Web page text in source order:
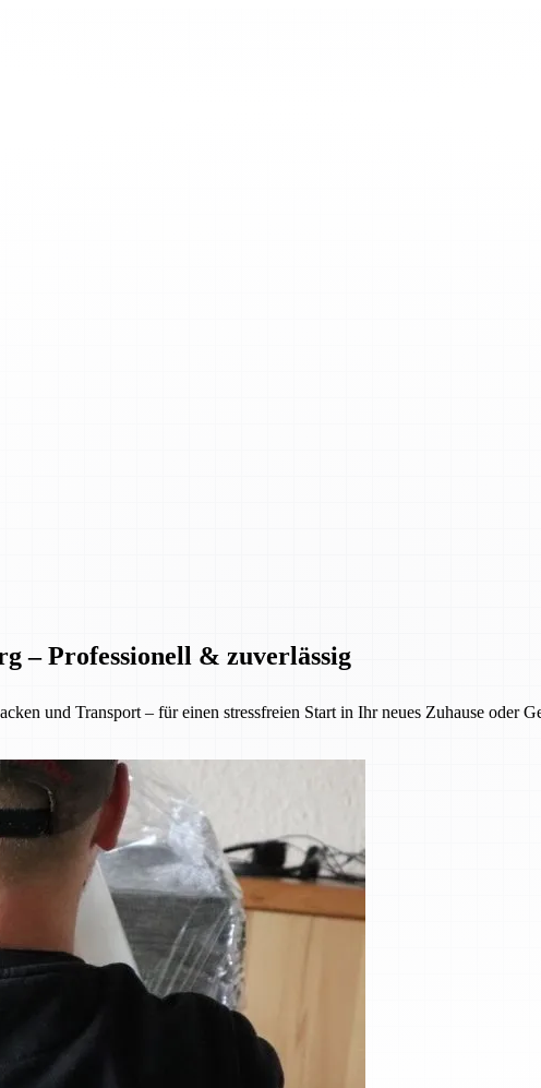
– Professionell & zuverlässig
und Transport – für einen stressfreien Start in Ihr neues Zuhause oder